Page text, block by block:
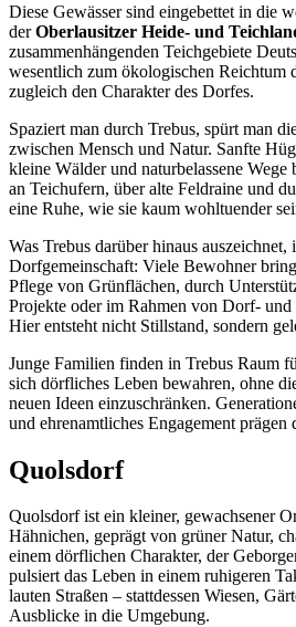
Diese Gewässer sind eingebettet in die
derOberlausitzer Heide- und
zusammenhängenden Teichgebiete
wesentlich zum ökologischen Reichtum
zugleich den Charakter des Dorfes.
Spaziert man durch Trebus, spürt man
zwischen Mensch und Natur. Sanfte
kleine Wälder und naturbelassene
an Teichufern, über alte Feldraine und
eine Ruhe, wie sie kaum wohltuender
Was Trebus darüber hinaus auszeichnet,
Dorfgemeinschaft: Viele Bewohner
Pflege von Grünflächen, durch
Projekte oder im Rahmen von Dorf-
Hier entsteht nicht Stillstand, sondern
Junge Familien finden in Trebus Raum
sich dörfliches Leben bewahren, ohne
neuen Ideen einzuschränken.
und ehrenamtliches Engagement prägen
Quolsdorf
Quolsdorf ist ein kleiner, gewachsener
Hähnichen, geprägt von grüner Natur,
einem dörflichen Charakter, der
pulsiert das Leben in einem ruhigeren
lauten Straßen – stattdessen Wiesen,
Ausblicke in die Umgebung.